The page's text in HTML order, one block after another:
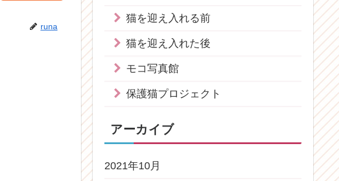
runa
猫を迎え入れる前
猫を迎え入れた後
モコ写真館
保護猫プロジェクト
アーカイブ
2021年10月